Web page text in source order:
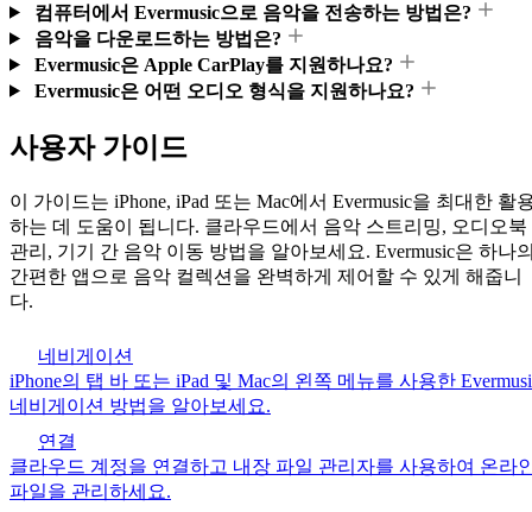
컴퓨터에서 Evermusic으로 음악을 전송하는 방법은?
음악을 다운로드하는 방법은?
Evermusic은 Apple CarPlay를 지원하나요?
Evermusic은 어떤 오디오 형식을 지원하나요?
사용자 가이드
이 가이드는 iPhone, iPad 또는 Mac에서 Evermusic을 최대한 활
하는 데 도움이 됩니다. 클라우드에서 음악 스트리밍, 오디오북
관리, 기기 간 음악 이동 방법을 알아보세요. Evermusic은 하나
간편한 앱으로 음악 컬렉션을 완벽하게 제어할 수 있게 해줍니
다.
네비게이션
iPhone의 탭 바 또는 iPad 및 Mac의 왼쪽 메뉴를 사용한
네비게이션 방법을 알아보세요.
연결
클라우드 계정을 연결하고 내장 파일 관리자를 사용하여 온라
파일을 관리하세요.